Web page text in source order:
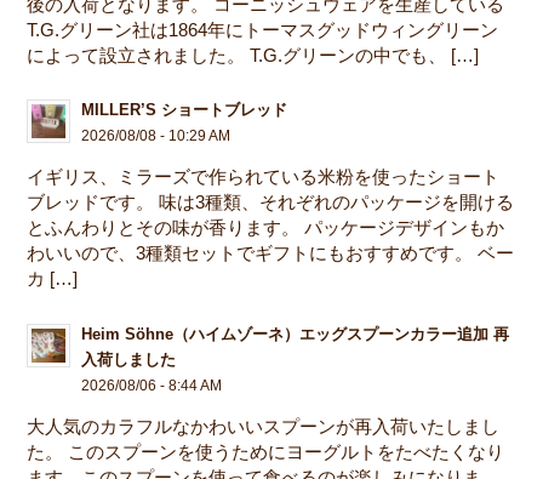
T.G.グリーン社は1864年にトーマスグッドウィングリーン
によって設立されました。 T.G.グリーンの中でも、 […]
MILLER’S ショートブレッド
2026/08/08 - 10:29 AM
イギリス、ミラーズで作られている米粉を使ったショート
ブレッドです。 味は3種類、それぞれのパッケージを開ける
とふんわりとその味が香ります。 パッケージデザインもか
わいいので、3種類セットでギフトにもおすすめです。 ベー
カ […]
Heim Söhne（ハイムゾーネ）エッグスプーンカラー追加 再
入荷しました
2026/08/06 - 8:44 AM
大人気のカラフルなかわいいスプーンが再入荷いたしまし
た。 このスプーンを使うためにヨーグルトをたべたくなり